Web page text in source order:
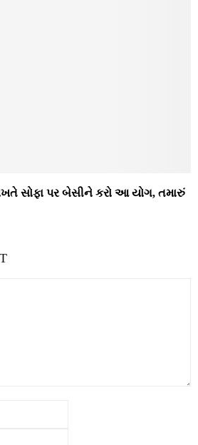
વખતે સોફા પર બેસીને કરો આ યોગ, તમારું